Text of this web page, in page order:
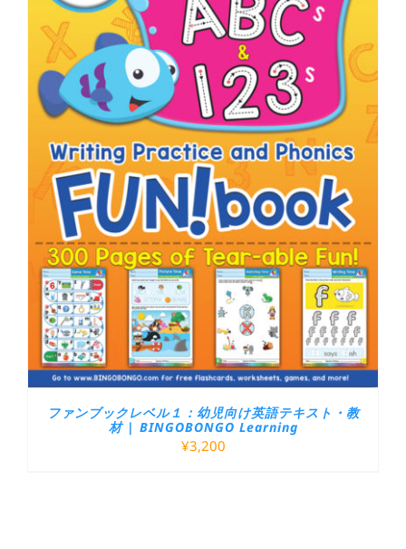
ファンブックレベル１：幼児向け英語テキスト・教
材 | BINGOBONGO Learning
¥3,200